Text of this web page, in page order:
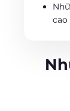
cao